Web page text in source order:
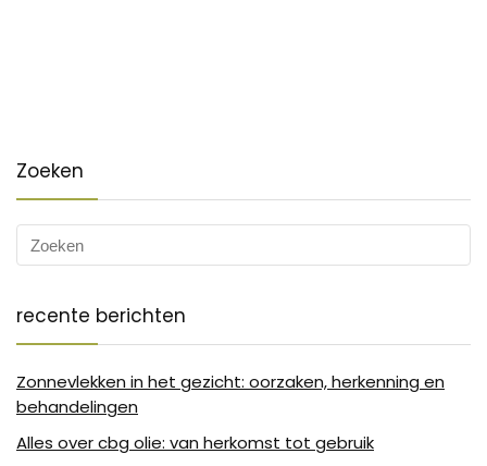
Zoeken
recente berichten
Zonnevlekken in het gezicht: oorzaken, herkenning en
behandelingen
Alles over cbg olie: van herkomst tot gebruik